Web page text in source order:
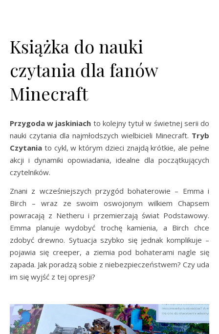
Książka do nauki
czytania dla fanów
Minecraft
Przygoda w jaskiniach to kolejny tytuł w świetnej serii do
nauki czytania dla najmłodszych wielbicieli Minecraft. Tryb
Czytania to cykl, w którym dzieci znajdą krótkie, ale pełne
akcji i dynamiki opowiadania, idealne dla początkujących
czytelników.
Znani z wcześniejszych przygód bohaterowie – Emma i
Birch – wraz ze swoim oswojonym wilkiem Chapsem
powracają z Netheru i przemierzają świat Podstawowy.
Emma planuje wydobyć trochę kamienia, a Birch chce
zdobyć drewno. Sytuacja szybko się jednak komplikuje –
pojawia się creeper, a ziemia pod bohaterami nagle się
zapada. Jak poradzą sobie z niebezpieczeństwem? Czy uda
im się wyjść z tej opresji?